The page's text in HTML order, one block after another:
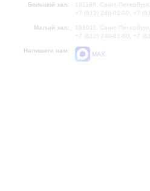
Большой зал:
191186, Санкт-
+7 (812) 240-01-00, +7
Малый зал:
191011, Санкт-
+7 (812) 240-01-00, +7
Напишите нам:
MAX